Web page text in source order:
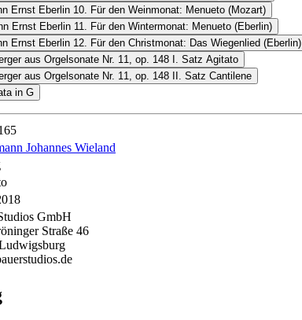
Ernst Eberlin 10. Für den Weinmonat: Menueto (Mozart)
Ernst Eberlin 11. Für den Wintermonat: Menueto (Eberlin)
Ernst Eberlin 12. Für den Christmonat: Das Wiegenlied (Eberlin)
aus Orgelsonate Nr. 11, op. 148 I. Satz Agitato
aus Orgelsonate Nr. 11, op. 148 II. Satz Cantilene
in G
Johannes Wieland
GmbH
Straße 46